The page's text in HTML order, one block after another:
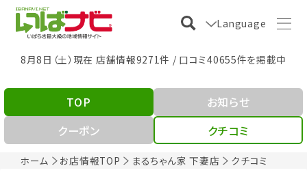
Language
8月8日（土）現在 店舗情報9271件 / 口コミ40655件を掲載中
ホーム お店情報TOP まるちゃん家 下妻店 クチコミ
TOP
お知らせ
クーポン
クチコミ